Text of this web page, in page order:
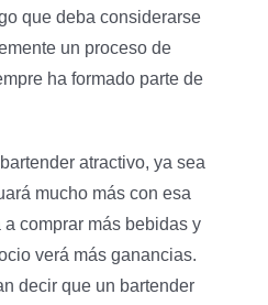
que deba considerarse
un proceso de
ha formado parte de
atractivo, ya sea
mucho más con esa
comprar más bebidas y
verá más ganancias.
decir que un bartender